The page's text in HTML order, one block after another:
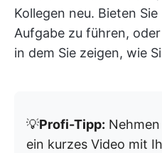
Kollegen neu. Bieten
Aufgabe zu führen,
in dem Sie zeigen, wie
💡Profi-Tipp:
ein kurzes Video mit